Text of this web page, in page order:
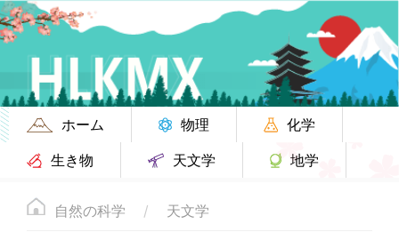
ホーム 物理
化学
生き物
天文学 地学
自然の科学 天文学